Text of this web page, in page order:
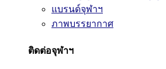
แบรนด์จุฬาฯ
ภาพบรรยากาศ
ติดต่อจุฬาฯ